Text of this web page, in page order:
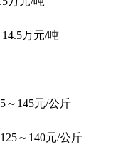
万元/吨
～145元/公斤
～140元/公斤